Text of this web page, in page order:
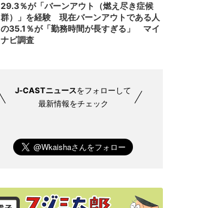
29.3％が「バーンアウト（燃え尽き症候
群）」を経験 現在バーンアウトである人
の35.1％が「勤務時間が長すぎる」 マイ
ナビ調査
J-CASTニュースをフォローして
最新情報をチェック